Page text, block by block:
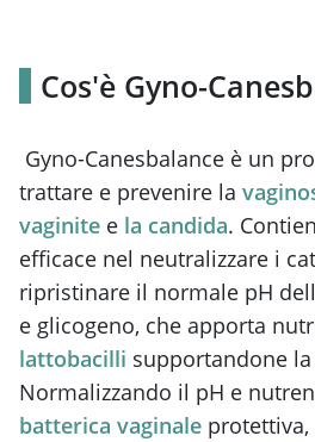
Cos'è Gyno-
Gyno-Canesbalance è un
trattare e prevenire la
vaginite e la candida.
efficace nel neutralizzare i
ripristinare il normale pH
e glicogeno, che apporta
lattobacilli supportandone
Normalizzando il pH e
batterica vaginale protettiva,